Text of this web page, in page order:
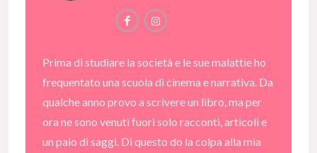
Prima di studiare la società e le sue malattie ho
frequentato una scuola di cinema e narrativa. Da
qualche anno provo a scrivere un libro, ma per
ora ne sono venuti fuori solo racconti, articoli e
un paio di saggi. Di questo do la colpa alla mia